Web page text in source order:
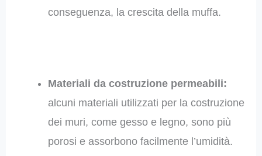
conseguenza, la crescita della muffa.
Materiali da costruzione permeabili:
alcuni materiali utilizzati per la costruzione
dei muri, come gesso e legno, sono più
porosi e assorbono facilmente l’umidità.